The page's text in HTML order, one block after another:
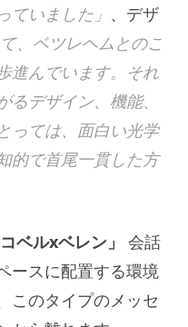
ていました」 、デザ
て、ベツレヘムとのこ
進んでいます。それ
デザイン、機能、
っては、面白い光学
的で首尾一貫した方
コベルxベレン」
会話
ースに配置する環境
このタイプのメッセ